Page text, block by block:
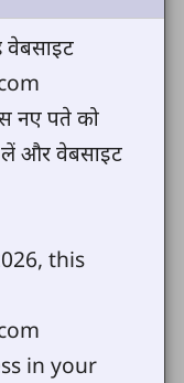
नए पते को
और वेबसाइट
this
in your